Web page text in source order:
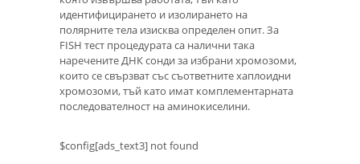
идентифицирането и изолирането на
полярните тела изисква определен опит. За
FISH тест процедурата са налични така
наречените ДНК сонди за избрани хромозоми,
които се свързват със съответните хаплоидни
хромозоми, тъй като имат комплементарната
последователност на аминокиселини.
$config[ads_text3] not found